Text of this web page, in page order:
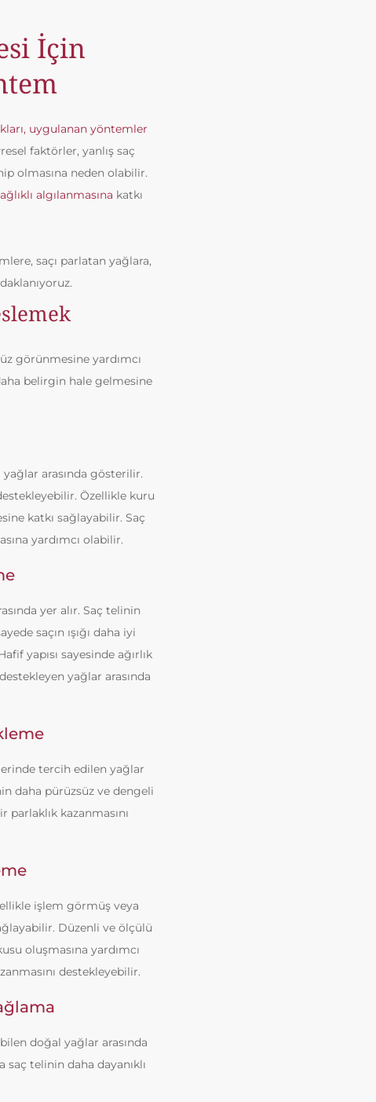
İçin
uygulanan yöntemler
faktörler, yanlış saç
olmasına neden olabilir.
algılanmasına katkı
saçı parlatan yağlara,
görünmesine yardımcı
belirgin hale gelmesine
arasında gösterilir.
Özellikle kuru
katkı sağlayabilir. Saç
yardımcı olabilir.
yer alır. Saç telinin
saçın ışığı daha iyi
yapısı sayesinde ağırlık
yağlar arasında
tercih edilen yağlar
daha pürüzsüz ve dengeli
kazanmasını
işlem görmüş veya
Düzenli ve ölçülü
oluşmasına yardımcı
destekleyebilir.
doğal yağlar arasında
telinin daha dayanıklı